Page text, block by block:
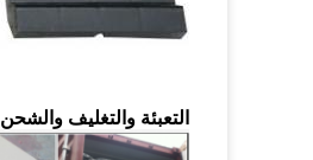
التعبئة والتغليف والشحن